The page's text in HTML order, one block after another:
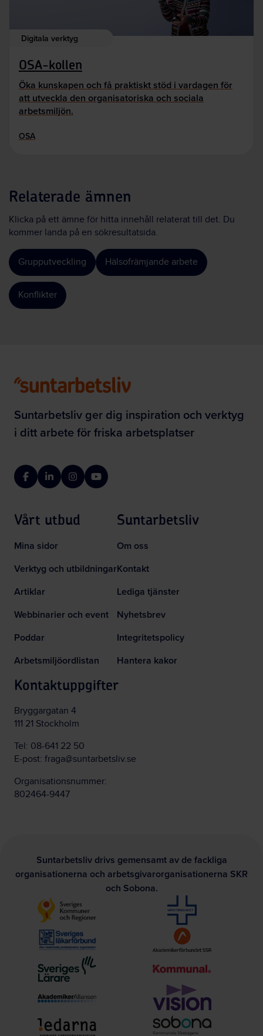
Digitala verktyg
OSA-kollen
Öka kunskapen och få praktiskt stöd i vardagen för
att utveckla den organisatoriska och sociala
arbetsmiljön.
OSA
Relaterade ämnen
Klicka på ett ämne för hitta innehåll relaterat till det. Du
kommer landa på en sökresultatsida.
Grupputveckling Hälsofrämjande arbete
Konflikter
Suntarbetsliv ger dig inspiration och verktyg
i ditt arbete för friska arbetsplatser
FacebookLinkedInInstagramYouTube
Vårt utbud
Mina sidor
Verktyg och utbildningar
Artiklar
Webbinarier och event
Poddar
Arbetsmiljöordlistan
Suntarbetsliv
Om oss
Kontakt
Lediga tjänster
Nyhetsbrev
Integritetspolicy
Hantera kakor
Kontaktuppgifter
Bryggargatan 4
111 21 Stockholm
Tel: 08-641 22 50
E-post: fraga@suntarbetsliv.se
Organisationsnummer:
802464-9447
Suntarbetsliv drivs gemensamt av de fackliga
organisationerna och arbetsgivarorganisationerna SKR
och Sobona.